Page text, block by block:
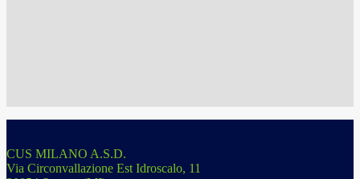
CUS MILANO A.S.D.
Via Circonvallazione Est Idroscalo, 11